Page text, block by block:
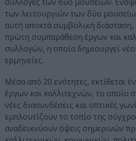
των λειτουργιών των δύο
αυτή αποκτά συμβολική διάσταση,
πρώτη συμπαράθεση έργων και
συλλογών, η οποία δημιουργεί
ερμηνείες.
Μέσα από 20 ενότητες, εκτίθεται
έργων και καλλιτεχνών, το οποίο
νέες διασυνδέσεις και οπτικές
εμπλουτίζουν το τοπίο της
αναδεικνύουν όψεις σημερινών